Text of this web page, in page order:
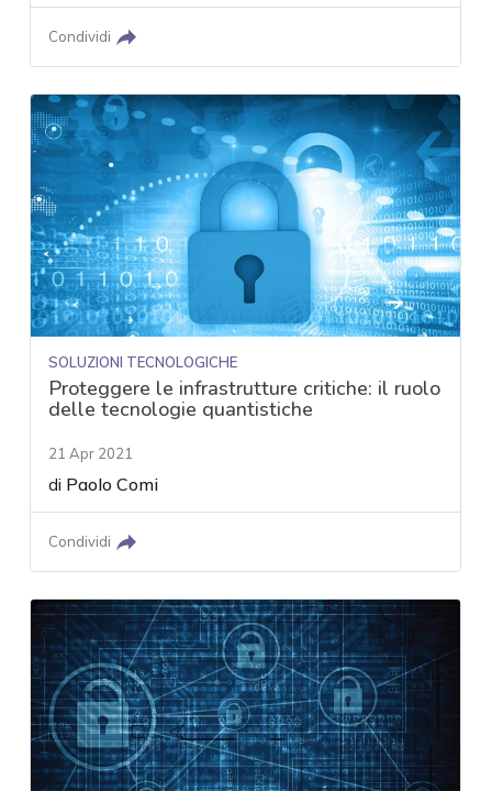
Condividi
SOLUZIONI TECNOLOGICHE
Proteggere le infrastrutture critiche: il ruolo
delle tecnologie quantistiche
21 Apr 2021
di Paolo Comi
Condividi